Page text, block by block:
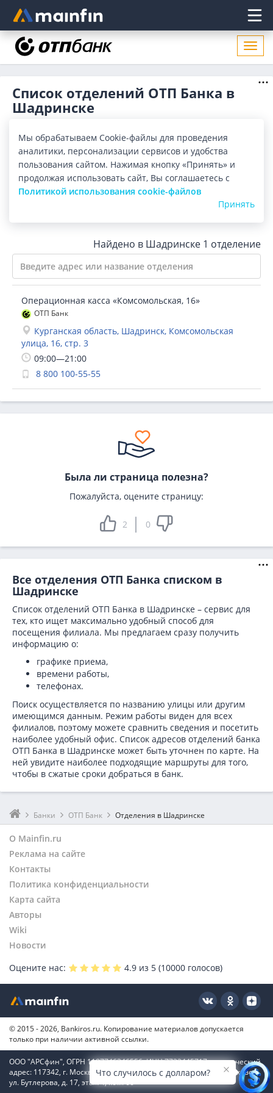
Главное меню
Список отделений ОТП Банка в
Шадринске
адресов, поиск ближайшего отделения ОТП Банка в
Шадринске по адресу, названию. Часы работы, телефоны,
контактные данные.
Показать весь
Карта
Найдено в Шадринске 1 отделение
Операционная касса «Комсомольская, 16»
ОТП Банк
Курганская область, Шадринск, Комсомольская
улица, 16, стр. 3
09:00—21:00
8 800 100-55-55
Была ли страница полезна?
Пожалуйста, оцените страницу:
2 0
Все отделения ОТП Банка списком в
Шадринске
Список отделений ОТП Банка в Шадринске – сервис для
тех, кто ищет максимально удобный способ для
посещения филиала. Мы предлагаем сразу получить
информацию о:
графике приема,
времени работы,
телефонах.
Поиск осуществляется по названию улицы или другим
имеющимся данным. Режим работы виден для всех
филиалов, поэтому можете сравнить сведения и посетить
наиболее удобный офис. Список адресов отделений банка
ОТП Банка в Шадринске может быть уточнен по карте. На
ней увидите наиболее подходящие маршруты для того,
чтобы в сжатые сроки добраться в банк.
Банки ОТП Банк Отделения в Шадринске
О Mainfin.ru
Реклама на сайте
Контакты
Политика конфиденциальности
Карта сайта
Авторы
Wiki
Новости
Оцените нас:
4.9 из 5 (10000 голосов)
© 2015 - 2026, Bankiros.ru. Копирование материалов допускается
только при наличии активной ссылки.
ООО "АРСфин", ОГРН 1187746346556, ИНН 7722445717, юридический
адрес: 117342, г. Москва, вн. тер. г. муниципальный округ Коньково,
ул. Бутлерова, д. 17, этаж 4, ком. 66
Что случилось с долларом?
Мы обрабатываем Cookie-файлы для проведения
аналитики, персонализации сервисов и удобства
пользования сайтом. Нажимая кнопку «Принять» и
продолжая использовать сайт, Вы соглашаетесь с
Политикой использования cookie-файлов
Принять